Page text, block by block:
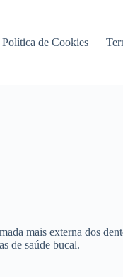
Política de Cookies
mais externa dos
de saúde bucal.